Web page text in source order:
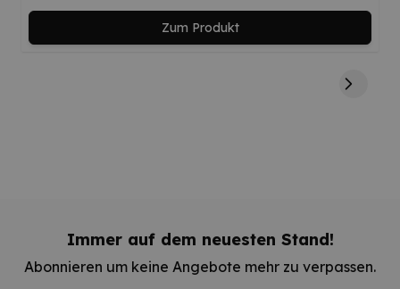
Zum Produkt
Immer auf dem neuesten Stand!
Abonnieren um keine Angebote mehr zu verpassen.